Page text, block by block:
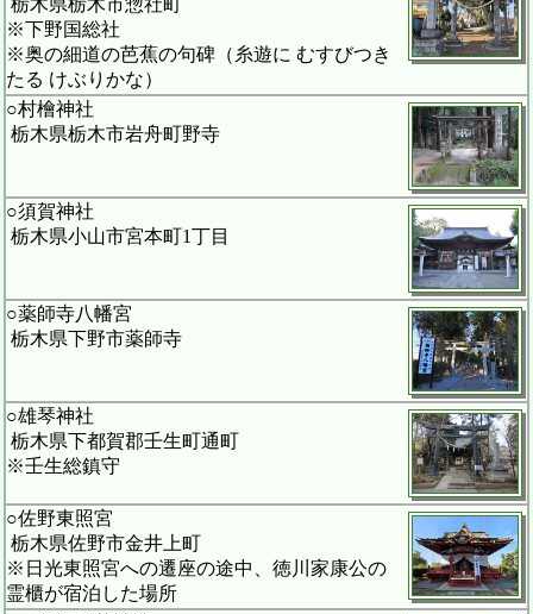
栃木県栃木市惣社町
※下野国総社
※奥の細道の芭蕉の句碑（糸遊に むすびつき
たる けぶりかな）
○村檜神社
栃木県栃木市岩舟町野寺
○須賀神社
栃木県小山市宮本町1丁目
○薬師寺八幡宮
栃木県下野市薬師寺
○雄琴神社
栃木県下都賀郡壬生町通町
※壬生総鎮守
○佐野東照宮
栃木県佐野市金井上町
※日光東照宮への遷座の途中、徳川家康公の
霊櫃が宿泊した場所